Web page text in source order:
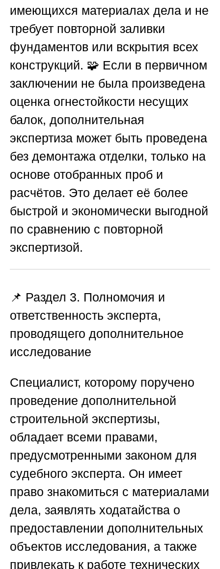
имеющихся материалах дела и не
требует повторной заливки
фундаментов или вскрытия всех
конструкций. 🧩 Если в первичном
заключении не была произведена
оценка огнестойкости несущих
балок, дополнительная
экспертиза может быть проведена
без демонтажа отделки, только на
основе отобранных проб и
расчётов. Это делает её более
быстрой и экономически выгодной
по сравнению с повторной
экспертизой.
📌 Раздел 3. Полномочия и
ответственность эксперта,
проводящего дополнительное
исследование
Специалист, которому поручено
проведение дополнительной
строительной экспертизы,
обладает всеми правами,
предусмотренными законом для
судебного эксперта. Он имеет
право знакомиться с материалами
дела, заявлять ходатайства о
предоставлении дополнительных
объектов исследования, а также
привлекать к работе технических